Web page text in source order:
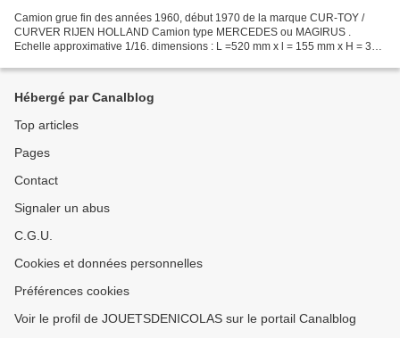
Camion grue fin des années 1960, début 1970 de la marque CUR-TOY /
CURVER RIJEN HOLLAND Camion type MERCEDES ou MAGIRUS .
Echelle approximative 1/16. dimensions : L =520 mm x l = 155 mm x H = 300
Hébergé par Canalblog
Top articles
Pages
Contact
Signaler un abus
C.G.U.
Cookies et données personnelles
Préférences cookies
Voir le profil de JOUETSDENICOLAS sur le portail Canalblog